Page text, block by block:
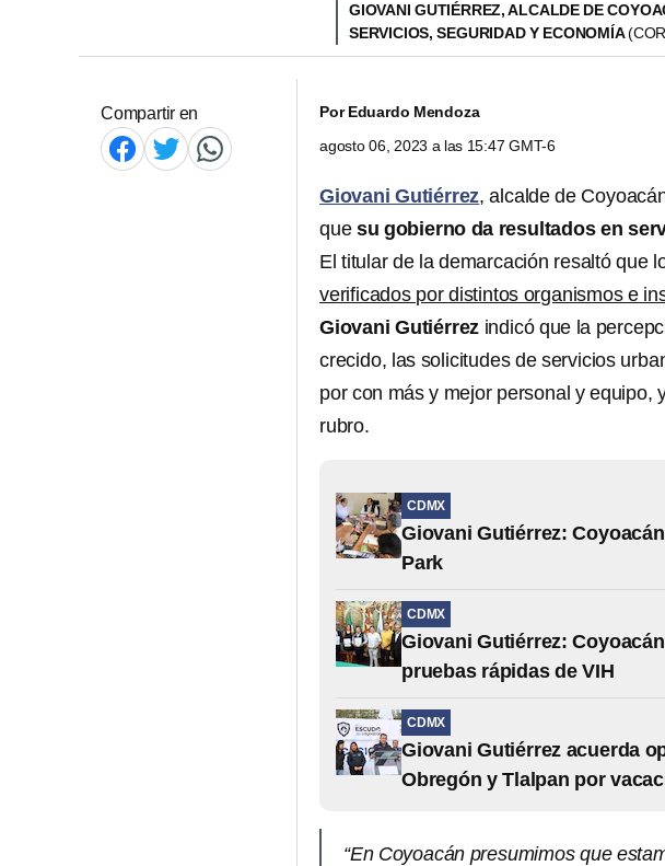
GIOVANI GUTIÉRREZ, ALCALDE DE
SERVICIOS, SEGURIDAD Y ECONOMÍA
Compartir en PorEduardo Mendoza
agosto 06, 2023 a las 15:47 GMT-6
Giovani Gutiérrez, alcalde de
que su gobierno da resultados en
El titular de la demarcación resaltó que
verificados por distintos organismos e
Giovani Gutiérrez indicó que la
crecido, las solicitudes de servicios
por con más y mejor personal y equipo,
rubro.
CDMX
Giovani Gutiérrez:
Park
CDMX
Giovani Gutiérrez:
pruebas rápidas de VIH
CDMX
Giovani Gutiérrez acuerda
Obregón y Tlalpan por
“En Coyoacán presumimos que